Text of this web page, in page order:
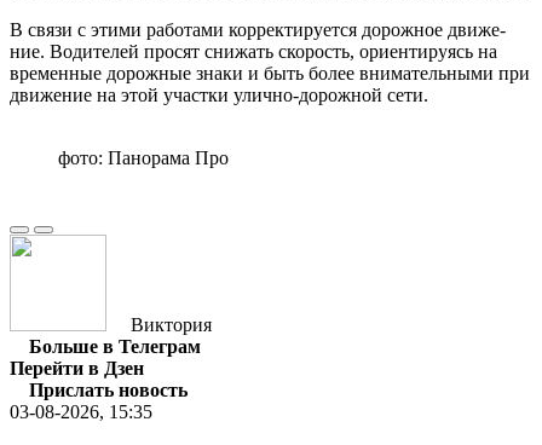
В связи с этими ра­бо­та­ми кор­рек­ти­ру­ет­ся до­рож­ное дви­же­
ние. Во­ди­те­лей про­сят сни­жать ско­рость, ори­ен­ти­ру­ясь на
вре­мен­ные до­рож­ные знаки и быть более вни­ма­тель­ны­ми при
дви­же­ние на этой участ­ки улич­но-до­рож­ной сети.
фото: Панорама Про
Виктория
Больше в Телеграм
Перейти в Дзен
Прислать новость
03-08-2026, 15:35